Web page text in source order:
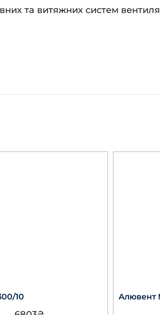
та витяжних систем
10 Алювент